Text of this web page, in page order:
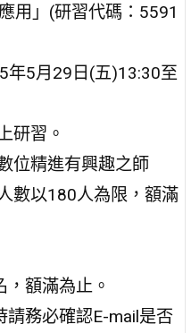
用」(研習代碼：5591
年5月29日(五)13:30至
研習。
位精進有興趣之師
數以180人為限，額滿
額滿為止。
請務必確認E-mail是否